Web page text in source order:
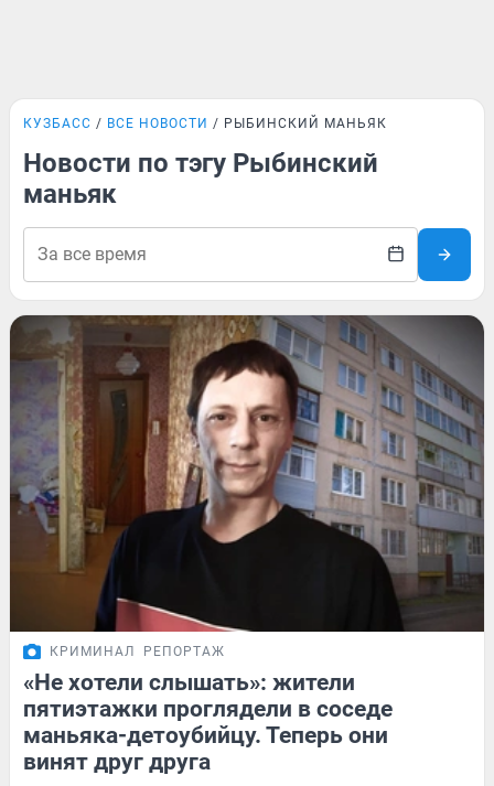
КУЗБАСС ВСЕ НОВОСТИ РЫБИНСКИЙ МАНЬЯК
Новости по тэгу Рыбинский
маньяк
КРИМИНАЛ РЕПОРТАЖ
«Не хотели слышать»: жители
пятиэтажки проглядели в соседе
маньяка-детоубийцу. Теперь они
винят друг друга